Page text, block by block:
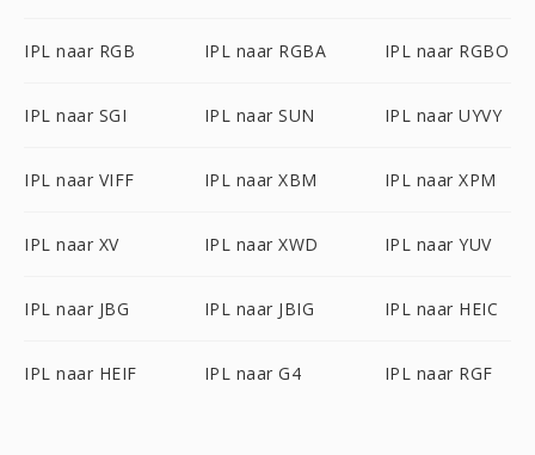
IPL naar RGB IPL naar RGBA IPL naar RGBO
IPL naar SGI IPL naar SUN IPL naar UYVY
IPL naar VIFF IPL naar XBM IPL naar XPM
IPL naar XV IPL naar XWD IPL naar YUV
IPL naar JBG IPL naar JBIG IPL naar HEIC
IPL naar HEIF IPL naar G4 IPL naar RGF